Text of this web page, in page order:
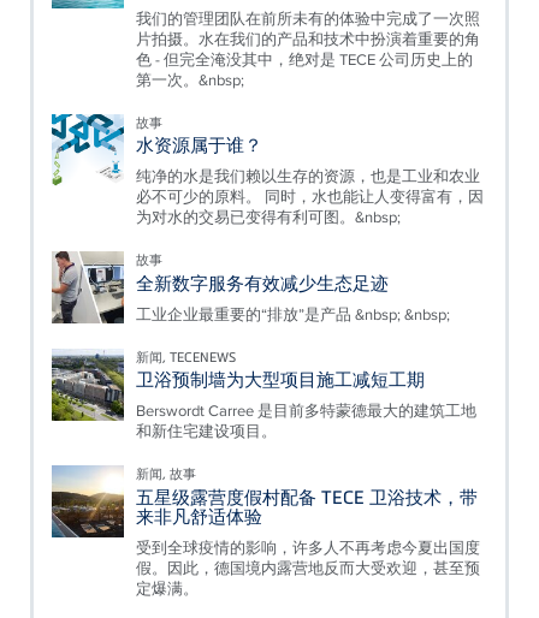
我们的管理团队在前所未有的体验中完成了一次照
片拍摄。水在我们的产品和技术中扮演着重要的角
色 - 但完全淹没其中，绝对是 TECE 公司历史上的
第一次。&nbsp;
故事
水资源属于谁？
纯净的水是我们赖以生存的资源，也是工业和农业
必不可少的原料。 同时，水也能让人变得富有，因
为对水的交易已变得有利可图。&nbsp;
故事
全新数字服务有效减少生态足迹
工业企业最重要的“排放”是产品 &nbsp; &nbsp;
新闻, TECENEWS
卫浴预制墙为大型项目施工减短工期
Berswordt Carree 是目前多特蒙德最大的建筑工地
和新住宅建设项目。
新闻, 故事
五星级露营度假村配备 TECE 卫浴技术，带
来非凡舒适体验
受到全球疫情的影响，许多人不再考虑今夏出国度
假。因此，德国境内露营地反而大受欢迎，甚至预
定爆满。